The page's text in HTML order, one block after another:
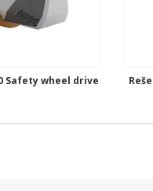
Safety wheel drive